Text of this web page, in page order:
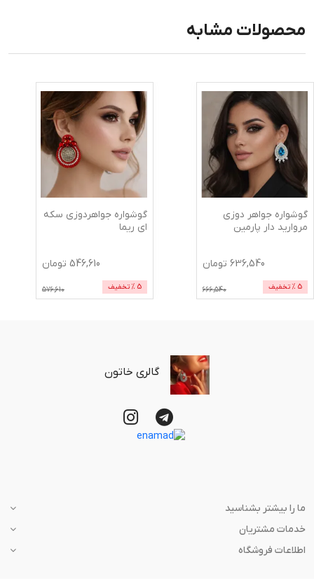
محصولات مشابه
گوشواره جواهر دوزی
مروارید دار پارمین
636,540 تومان
5 % تخفیف 666,540
گوشواره جواهردوزی سکه
ای ریما
546,610 تومان
5 % تخفیف 576,610
گالری خاتون
ما را بیشتر بشناسید
خدمات مشتریان
اطلاعات فروشگاه